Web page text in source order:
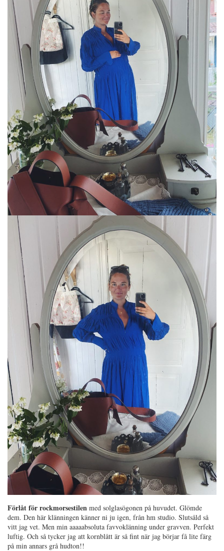
Förlåt för rockmorsestilen med solglasögonen på huvudet. Glömde
dem. Den här klänningen känner ni ju igen, från hm studio. Slutsåld så
vitt jag vet. Men min aaaaabsoluta favvoklänning under gravven. Perfekt
luftig. Och så tycker jag att kornblått är så fint när jag börjar få lite färg
på min annars grå hudton!!